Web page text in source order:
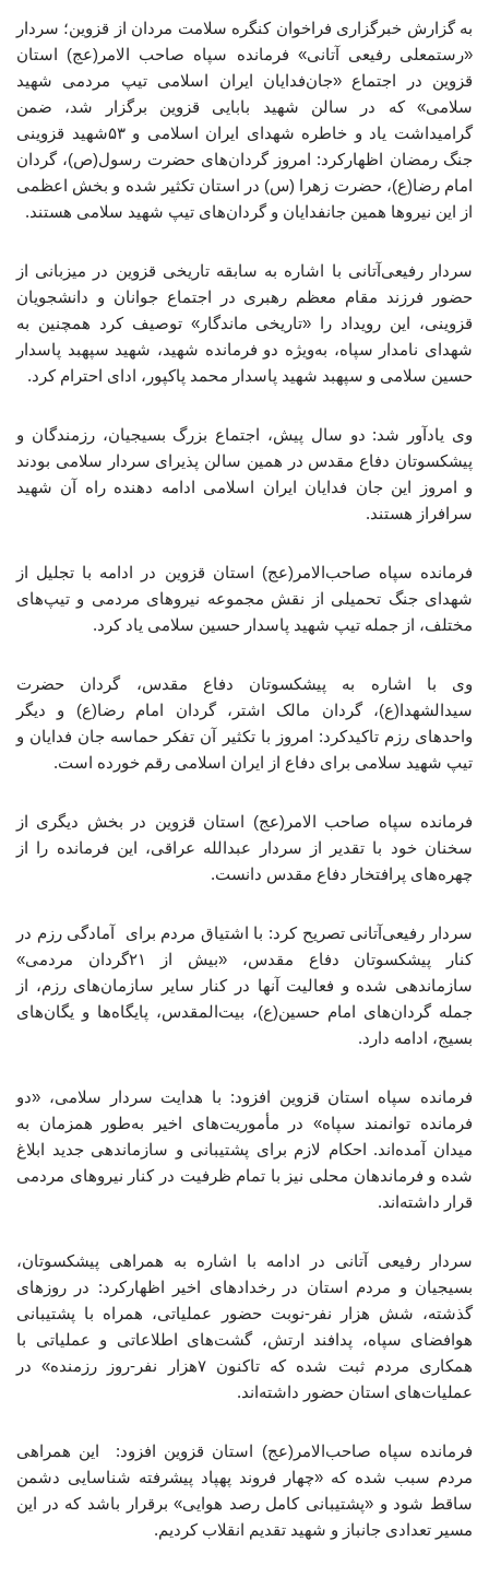
به گزارش خبرگزاری فراخوان کنگره سلامت مردان از قزوین؛ سردار
«رستمعلی رفیعی آتانی» فرمانده سپاه صاحب الامر(عج) استان
قزوین در اجتماع «جان‌فدایان ایران اسلامی تیپ مردمی شهید
سلامی» که در سالن شهید بابایی قزوین برگزار شد، ضمن
گرامیداشت یاد و خاطره شهدای ایران اسلامی و ۵۳شهید قزوینی
جنگ رمضان اظهارکرد: امروز گردان‌های حضرت رسول(ص)، گردان
امام رضا(ع)، حضرت زهرا (س) در استان تکثیر شده و بخش اعظمی
از این نیروها همین جانفدایان و گردان‌های تیپ شهید سلامی هستند.
سردار رفیعی‌آتانی با اشاره به سابقه تاریخی قزوین در میزبانی از
حضور فرزند مقام معظم رهبری در اجتماع جوانان و دانشجویان
قزوینی، این رویداد را «تاریخی ماندگار» توصیف کرد همچنین به
شهدای نامدار سپاه، به‌ویژه دو فرمانده شهید، شهید سپهبد پاسدار
حسین سلامی و سپهبد شهید پاسدار محمد پاکپور، ادای احترام کرد.
وی یادآور شد: دو سال پیش، اجتماع بزرگ بسیجیان، رزمندگان و
پیشکسوتان دفاع مقدس در همین سالن پذیرای سردار سلامی بودند
و امروز این جان فدایان ایران اسلامی ادامه دهنده راه آن شهید
سرافراز هستند.
فرمانده سپاه صاحب‌الامر(عج) استان قزوین در ادامه با تجلیل از
شهدای جنگ تحمیلی از نقش مجموعه نیروهای مردمی و تیپ‌های
مختلف، از جمله تیپ شهید پاسدار حسین سلامی یاد کرد.
وی با اشاره به پیشکسوتان دفاع مقدس، گردان حضرت
سیدالشهدا(ع)، گردان مالک اشتر، گردان امام رضا(ع) و دیگر
واحدهای رزم تاکیدکرد: امروز با تکثیر آن تفکر حماسه جان فدایان و
تیپ شهید سلامی برای دفاع از ایران اسلامی رقم خورده است.
فرمانده سپاه صاحب الامر(عج) استان قزوین در بخش دیگری از
سخنان خود با تقدیر از سردار عبدالله عراقی، این فرمانده را از
چهره‌های پرافتخار دفاع مقدس دانست.
سردار رفیعی‌آتانی تصریح کرد: با اشتیاق مردم برای آمادگی رزم در
کنار پیشکسوتان دفاع مقدس، «بیش از ۲۱گردان مردمی»
سازماندهی شده و فعالیت آنها در کنار سایر سازمان‌های رزم، از
جمله گردان‌های امام حسین(ع)، بیت‌المقدس، پایگاه‌ها و یگان‌های
بسیج، ادامه دارد.
فرمانده سپاه استان قزوین افزود: با هدایت سردار سلامی، «دو
فرمانده توانمند سپاه» در مأموریت‌های اخیر به‌طور همزمان به
میدان آمده‌اند. احکام لازم برای پشتیبانی و سازماندهی جدید ابلاغ
شده و فرماندهان محلی نیز با تمام ظرفیت در کنار نیروهای مردمی
قرار داشته‌اند.
سردار رفیعی آتانی در ادامه با اشاره به همراهی پیشکسوتان،
بسیجیان و مردم استان در رخدادهای اخیر اظهارکرد: در روزهای
گذشته، شش هزار نفر-نوبت حضور عملیاتی، همراه با پشتیبانی
هوافضای سپاه، پدافند ارتش، گشت‌های اطلاعاتی و عملیاتی با
همکاری مردم ثبت شده که تاکنون ۷هزار نفر-روز رزمنده» در
عملیات‌های استان حضور داشته‌اند.
فرمانده سپاه صاحب‌الامر(عج) استان قزوین افزود: این همراهی
مردم سبب شده که «چهار فروند پهپاد پیشرفته شناسایی دشمن
ساقط شود و «پشتیبانی کامل رصد هوایی» برقرار باشد که در این
مسیر تعدادی جانباز و شهید تقدیم انقلاب کردیم.